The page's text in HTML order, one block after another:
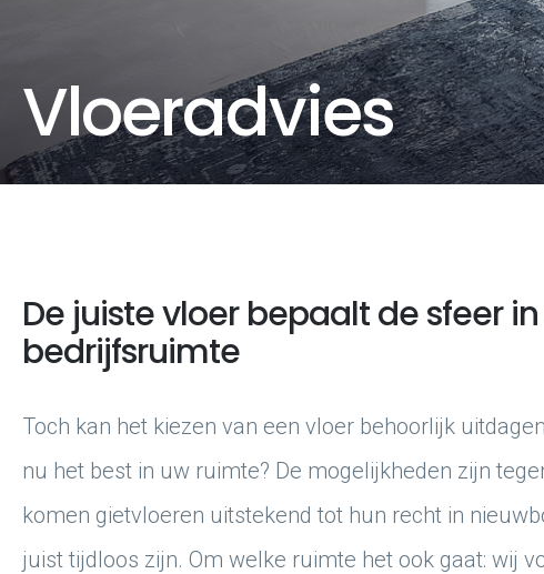
Vloeradvies
De juiste vloer bepaalt de sfeer
bedrijfsruimte
Toch kan het kiezen van een vloer behoorlijk
nu het best in uw ruimte? De mogelijkheden zijn
komen gietvloeren uitstekend tot hun recht in
juist tijdloos zijn. Om welke ruimte het ook gaat: wij